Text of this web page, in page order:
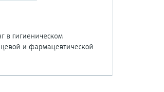
в гигиеническом
и фармацевтической